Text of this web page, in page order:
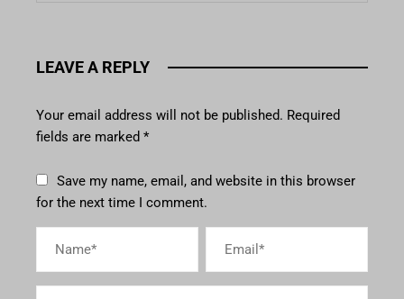
LEAVE A REPLY
Your email address will not be published. Required
fields are marked *
Save my name, email, and website in this browser
for the next time I comment.